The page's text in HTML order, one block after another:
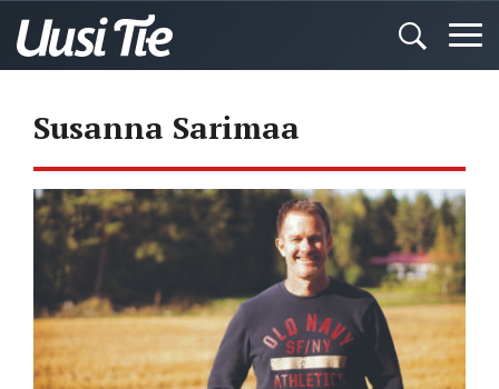
Susanna Sarimaa